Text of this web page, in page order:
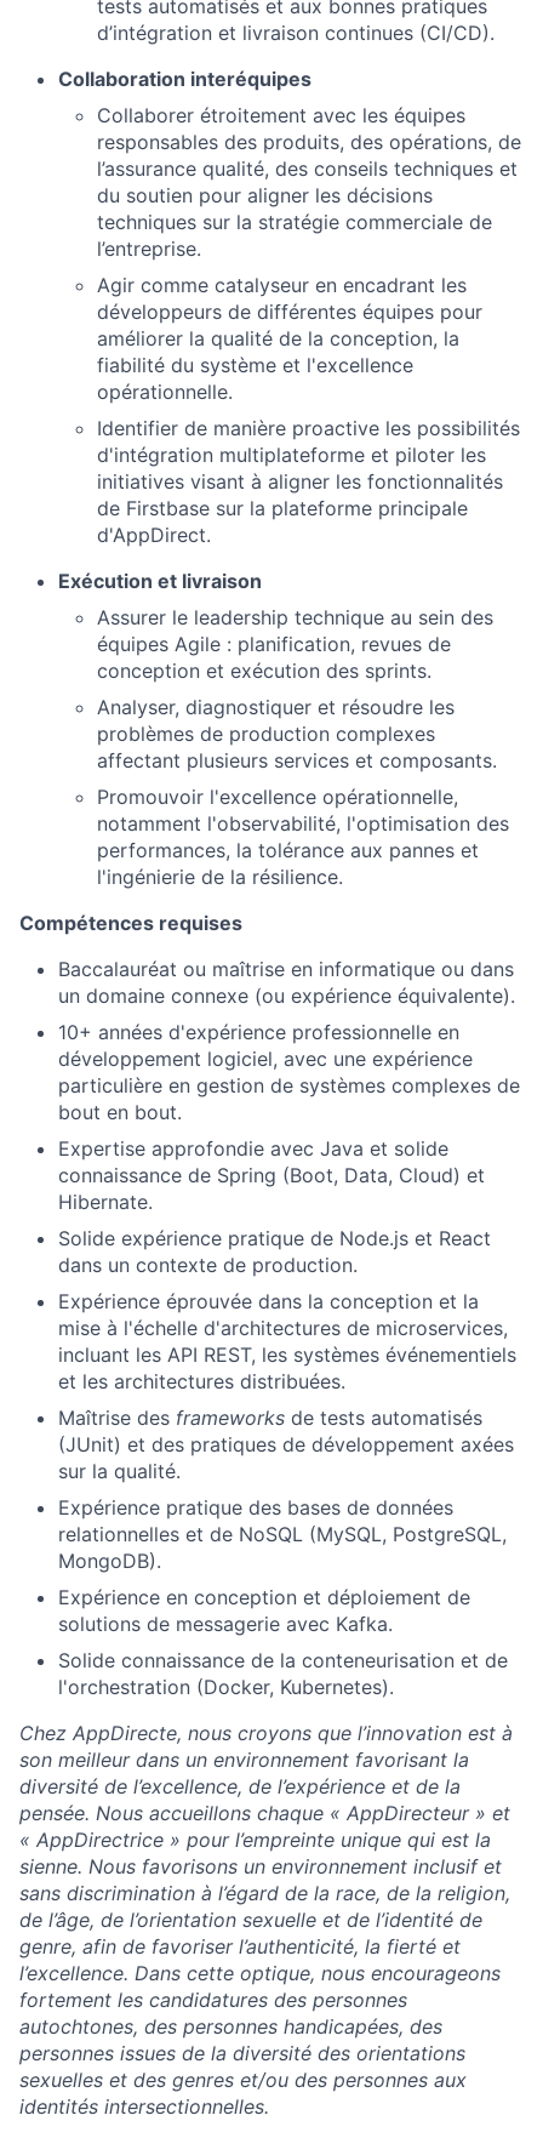
tests automatisés et aux bonnes pratiques
d’intégration et livraison continues (CI/CD).
Collaboration interéquipes
Collaborer étroitement avec les équipes
responsables des produits, des opérations, de
l’assurance qualité, des conseils techniques et
du soutien pour aligner les décisions
techniques sur la stratégie commerciale de
l’entreprise.
Agir comme catalyseur en encadrant les
développeurs de différentes équipes pour
améliorer la qualité de la conception, la
fiabilité du système et l'excellence
opérationnelle.
Identifier de manière proactive les possibilités
d'intégration multiplateforme et piloter les
initiatives visant à aligner les fonctionnalités
de Firstbase sur la plateforme principale
d'AppDirect.
Exécution et livraison
Assurer le leadership technique au sein des
équipes Agile : planification, revues de
conception et exécution des sprints.
Analyser, diagnostiquer et résoudre les
problèmes de production complexes
affectant plusieurs services et composants.
Promouvoir l'excellence opérationnelle,
notamment l'observabilité, l'optimisation des
performances, la tolérance aux pannes et
l'ingénierie de la résilience.
Compétences requises
Baccalauréat ou maîtrise en informatique ou dans
un domaine connexe (ou expérience équivalente).
10+ années d'expérience professionnelle en
développement logiciel, avec une expérience
particulière en gestion de systèmes complexes de
bout en bout.
Expertise approfondie avec Java et solide
connaissance de Spring (Boot, Data, Cloud) et
Hibernate.
Solide expérience pratique de Node.js et React
dans un contexte de production.
Expérience éprouvée dans la conception et la
mise à l'échelle d'architectures de microservices,
incluant les API REST, les systèmes événementiels
et les architectures distribuées.
Maîtrise des frameworks de tests automatisés
(JUnit) et des pratiques de développement axées
sur la qualité.
Expérience pratique des bases de données
relationnelles et de NoSQL (MySQL, PostgreSQL,
MongoDB).
Expérience en conception et déploiement de
solutions de messagerie avec Kafka.
Solide connaissance de la conteneurisation et de
l'orchestration (Docker, Kubernetes).
Chez AppDirecte, nous croyons que l’innovation est à
son meilleur dans un environnement favorisant la
diversité de l’excellence, de l’expérience et de la
pensée. Nous accueillons chaque « AppDirecteur » et
« AppDirectrice » pour l’empreinte unique qui est la
sienne. Nous favorisons un environnement inclusif et
sans discrimination à l’égard de la race, de la religion,
de l’âge, de l’orientation sexuelle et de l’identité de
genre, afin de favoriser l’authenticité, la fierté et
l’excellence. Dans cette optique, nous encourageons
fortement les candidatures des personnes
autochtones, des personnes handicapées, des
personnes issues de la diversité des orientations
sexuelles et des genres et/ou des personnes aux
identités intersectionnelles.